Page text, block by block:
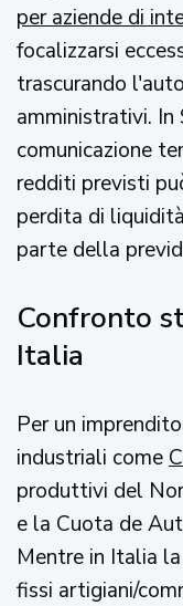
per aziende di
focalizzarsi
trascurando
amministrativi. In
comunicazione
redditi previsti
perdita di
parte della
Confronto
Italia
Per un
industriali come
produttivi del
e la Cuota de
Mentre in Italia
fissi artigiani/